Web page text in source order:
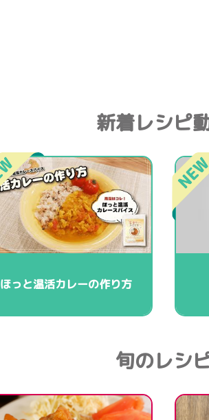
新着レシピ
ほっと温活カレーの作り方
旬のレシ